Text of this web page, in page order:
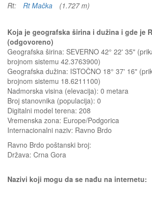
Rt:
Rt Mačka (1.727 m)
Koja je geografska širina i dužina i gde je
(odgovoreno)
Geografska širina: SEVERNO 42° 22' 35"
brojnom sistemu 42.3763900)
Geografska dužina: ISTOČNO 18° 37' 16"
brojnom sistemu 18.6211100)
Nadmorska visina (elevacija): 0 metara
Broj stanovnika (populacija): 0
Digitalni model terena: 208
Vremenska zona: Europe/Podgorica
Internacionalni naziv: Ravno Brdo
Ravno Brdo poštanski broj:
Država: Crna Gora
Nazivi koji mogu da se nađu na internetu: